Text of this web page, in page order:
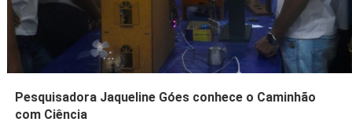
Pesquisadora Jaqueline Góes conhece o Caminhão
com Ciência